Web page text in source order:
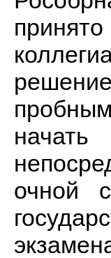
принято
очной